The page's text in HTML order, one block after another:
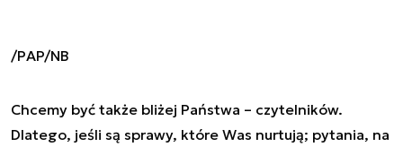
/PAP/NB
Chcemy być także bliżej Państwa – czytelników.
Dlatego, jeśli są sprawy, które Was nurtują; pytania, na